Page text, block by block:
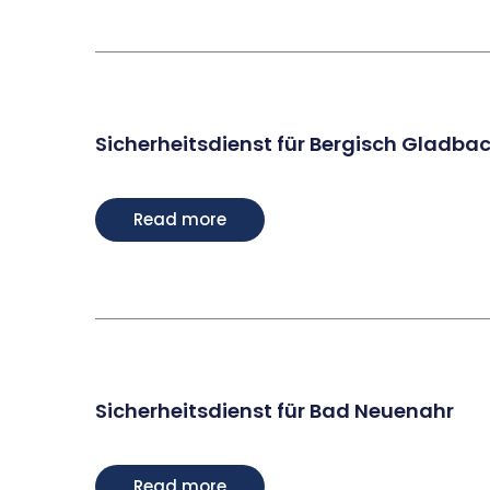
Sicherheitsdienst für Bergisch
Read more
Sicherheitsdienst für Bad Neuenahr